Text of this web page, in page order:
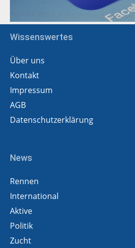
Wissenswertes
Über uns
Kontakt
Impressum
AGB
Datenschutzerklärung
News
Rennen
International
Aktive
Politik
Zucht